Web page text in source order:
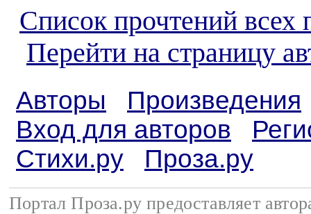
Список прочтений всех
Перейти на страницу
Авторы
Произведения
Вход для авторов
Стихи.ру
Проза.ру
Портал Проза.ру предоставляет